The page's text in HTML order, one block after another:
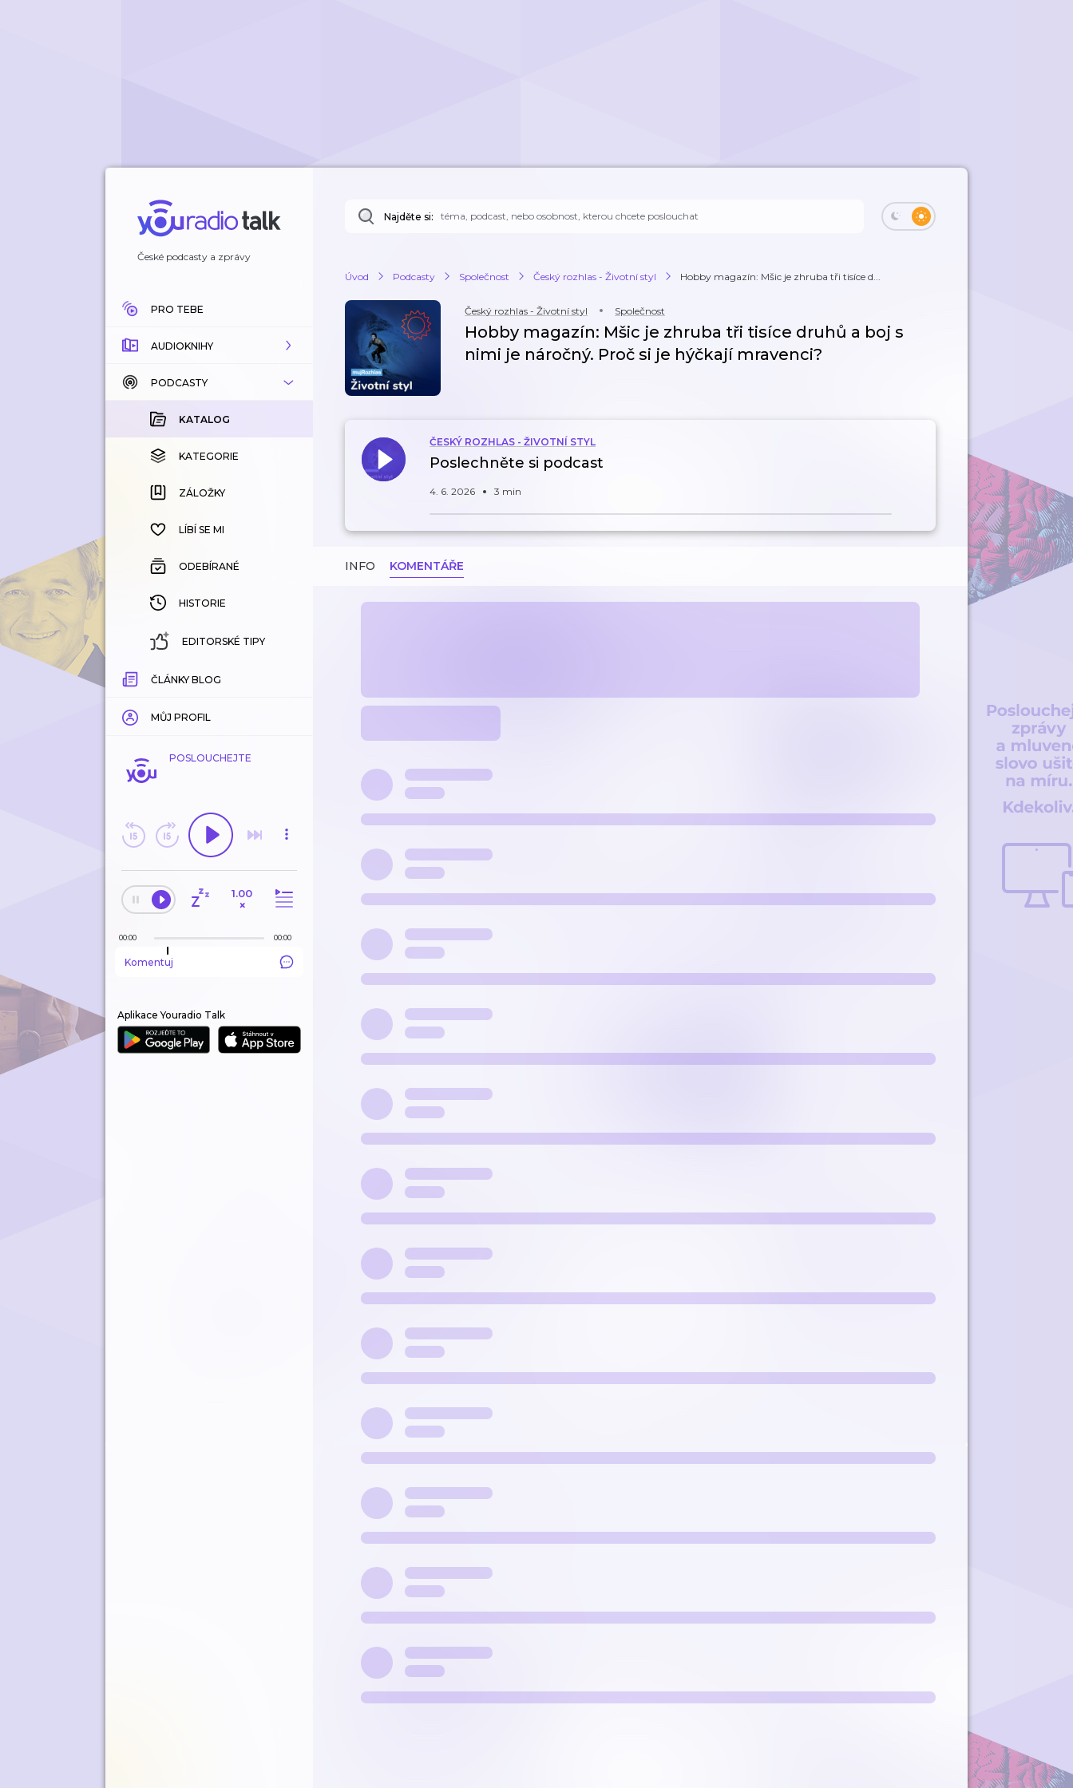
České podcasty a zprávy
PRO TEBE
AUDIOKNIHY
KATALOG
KOUPENÉ
KATEGORIE
ZÁLOŽKY
HISTORIE
PODCASTY
KATALOG
KATEGORIE
ZÁLOŽKY
LÍBÍ SE MI
ODEBÍRANÉ
HISTORIE
EDITORSKÉ TIPY
ČLÁNKY BLOG
MŮJ PROFIL
POSLOUCHEJTE
1.00
×
00:00 00:00
Komentuj
Aplikace Youradio Talk
Najděte si:
Úvod Podcasty Společnost Český rozhlas - Životní styl Hobby magazín: Mšic je zhruba tři tisíce d...
Český rozhlas - Životní styl Společnost
Hobby magazín: Mšic je zhruba tři tisíce druhů a boj s
nimi je náročný. Proč si je hýčkají mravenci?
ČESKÝ ROZHLAS - ŽIVOTNÍ STYL
Poslechněte si podcast
4. 6. 2026 3 min
INFO KOMENTÁŘE